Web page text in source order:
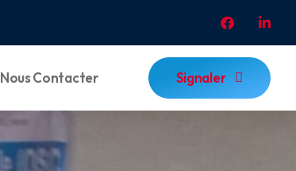
Nous Contacter
Signaler
Signaler